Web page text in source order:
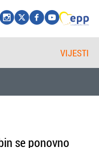
VIJESTI
se ponovno